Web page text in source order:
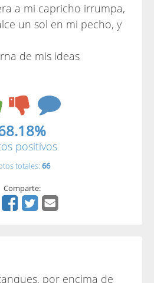
a mi capricho irrumpa,
un sol en mi pecho, y
de mis ideas
positivos
totales: 66
Comparte:
por encima de